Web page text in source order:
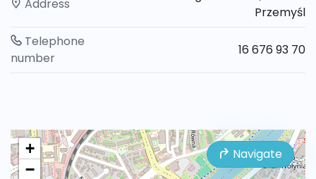
Address
Przemyśl
Telephone
number
16 676 93 70
Navigate
+
−